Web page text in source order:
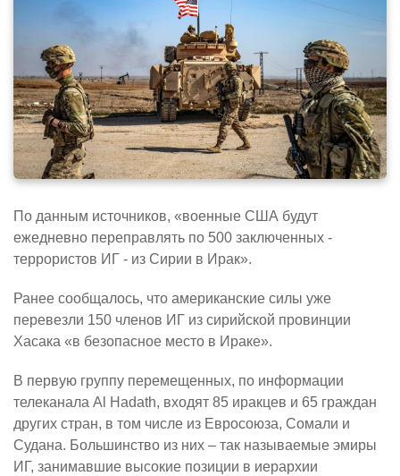
По данным источников, «военные США будут
ежедневно переправлять по 500 заключенных -
террористов ИГ - из Сирии в Ирак».
Ранее сообщалось, что американские силы уже
перевезли 150 членов ИГ из сирийской провинции
Хасака «в безопасное место в Ираке».
В первую группу перемещенных, по информации
телеканала Al Hadath, входят 85 иракцев и 65 граждан
других стран, в том числе из Евросоюза, Сомали и
Судана. Большинство из них – так называемые эмиры
ИГ, занимавшие высокие позиции в иерархии